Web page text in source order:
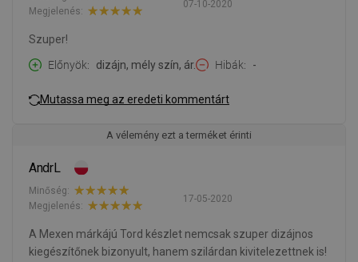
07-10-2020
Megjelenés:
Szuper!
Előnyök
dizájn, mély szín, ár. Hibák -
Mutassa meg az eredeti kommentárt
A vélemény ezt a terméket érinti
AndrL
17-05-2020
Minőség:
Megjelenés:
A Mexen márkájú Tord készlet nemcsak szuper dizájnos
kiegészítőnek bizonyult, hanem szilárdan kivitelezettnek is!